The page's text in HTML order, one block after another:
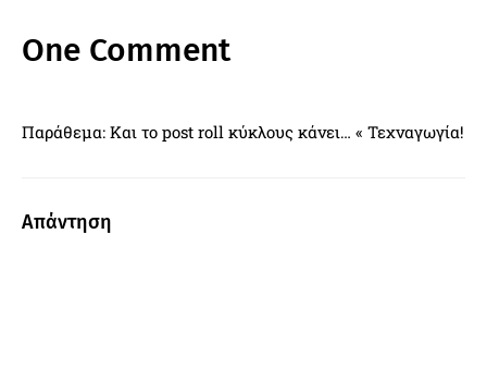
One Comment
Παράθεμα: Και το post roll κύκλους κάνει… « Τεχναγωγία!
Απάντηση